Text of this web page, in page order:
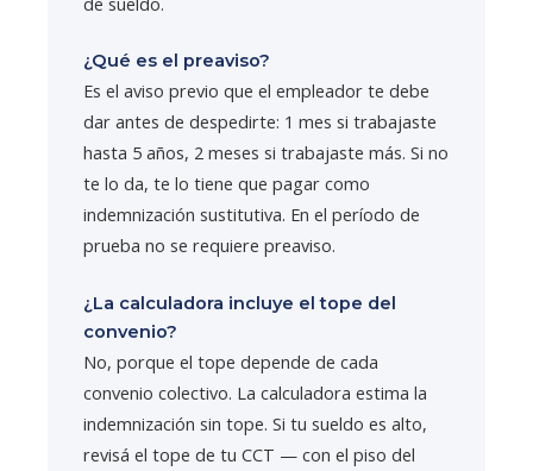
¿Qué es el preaviso?
Es el aviso previo que el empleador te debe
dar antes de despedirte: 1 mes si trabajaste
hasta 5 años, 2 meses si trabajaste más. Si no
te lo da, te lo tiene que pagar como
indemnización sustitutiva. En el período de
prueba no se requiere preaviso.
¿La calculadora incluye el tope del
convenio?
No, porque el tope depende de cada
convenio colectivo. La calculadora estima la
indemnización sin tope. Si tu sueldo es alto,
revisá el tope de tu CCT — con el piso del